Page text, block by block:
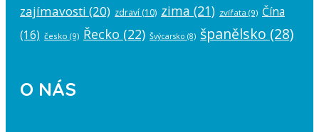
zajímavosti (20) zdraví (10) zima (21) zvířata (9) Čína
(16) česko (9) Řecko (22) Švýcarsko (8) španělsko (28)
O NÁS